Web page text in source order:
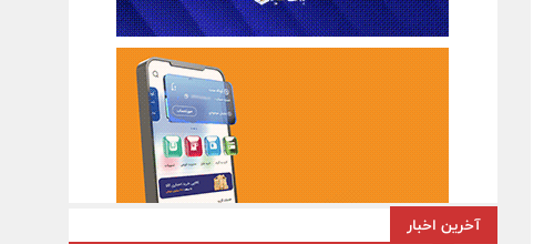
آخرین اخبار